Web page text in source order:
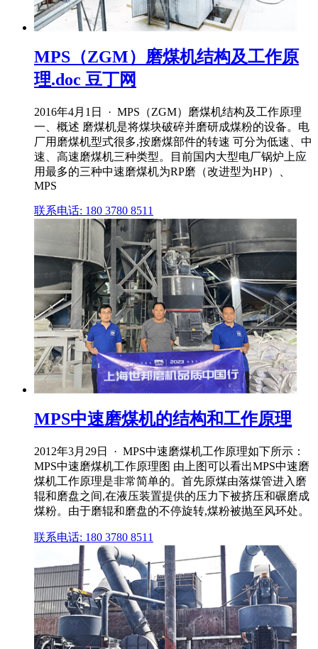
MPS（ZGM）磨煤机结构及工作原
理.doc 豆丁网
2016年4月1日 · MPS（ZGM）磨煤机结构及工作原理
一、概述 磨煤机是将煤块破碎并磨研成煤粉的设备。电
厂用磨煤机型式很多,按磨煤部件的转速 可分为低速、中
速、高速磨煤机三种类型。目前国内大型电厂锅炉上应
用最多的三种中速磨煤机为RP磨（改进型为HP）、
MPS
联系电话: 180 3780 8511
MPS中速磨煤机的结构和工作原理
2012年3月29日 · MPS中速磨煤机工作原理如下所示：
MPS中速磨煤机工作原理图 由上图可以看出MPS中速磨
煤机工作原理是非常简单的。首先原煤由落煤管进入磨
辊和磨盘之间,在液压装置提供的压力下被挤压和碾磨成
煤粉。由于磨辊和磨盘的不停旋转,煤粉被抛至风环处。
联系电话: 180 3780 8511